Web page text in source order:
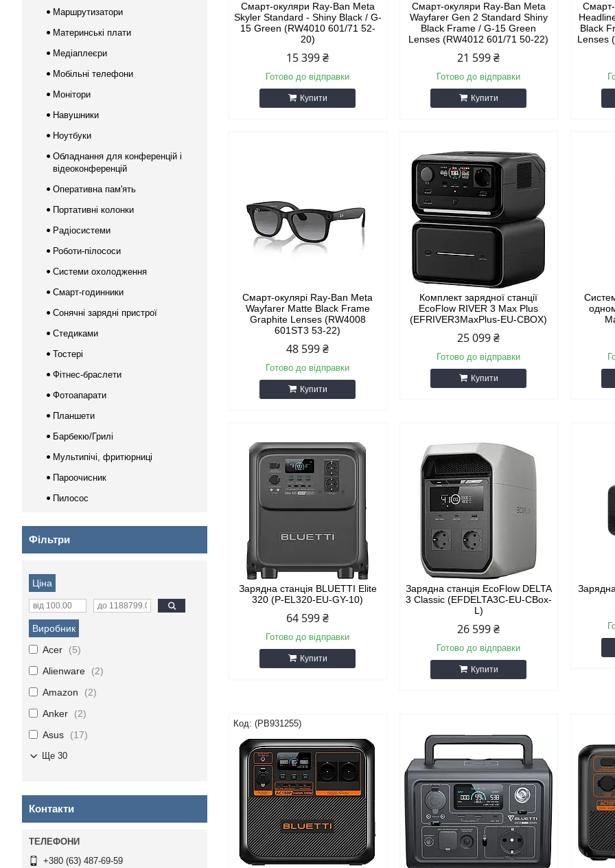
Смарт-окуляри Ray-Ban Meta
Skyler Standard - Shiny Black / G-
15 Green (RW4010 601/71 52-
20)
15 399 ₴
Готово до відправки
Купити
Смарт-окуляри Ray-Ban Meta
Wayfarer Gen 2 Standard Shiny
Black Frame / G-15 Green
Lenses (RW4012 601/71 50-22)
21 599 ₴
Готово до відправки
Купити
Black
Lenses
Смарт-окулярі Ray-Ban Meta
Wayfarer Matte Black Frame
Graphite Lenses (RW4008
601ST3 53-22)
48 599 ₴
Готово до відправки
Купити
Комплект зарядної станції
EcoFlow RIVER 3 Max Plus
(EFRIVER3MaxPlus-EU-CBOX)
25 099 ₴
Готово до відправки
Купити
Зарядна станція BLUETTI Elite
320 (P-EL320-EU-GY-10)
64 599 ₴
Готово до відправки
Купити
Зарядна станція EcoFlow DELTA
3 Classic (EFDELTA3C-EU-CBox-
L)
26 599 ₴
Готово до відправки
Купити
(PB931255)
Маршрутизатори
Материнські плати
Медіаплеєри
Мобільні телефони
Монітори
Навушники
Ноутбуки
Обладнання для конференцій і
відеоконференцій
Оперативна пам'ять
Портативні колонки
Радіосистеми
Роботи-пілососи
Системи охолодження
Смарт-годинники
Сонячні зарядні пристрої
Стедиками
Тостері
Фітнес-браслети
Фотоапарати
Планшети
Барбекю/Грилі
Мультипічі, фритюрниці
Пароочисник
Пилосос
Фільтри
Ціна
Виробник
Acer
5
Alienware
2
Amazon
2
Anker
2
Asus
17
Ще 30
Контакти
+380 (63) 487-69-59